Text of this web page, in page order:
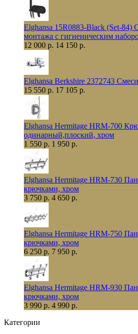
Elghansa 15R0883-Black (Set-84)
монтажа с гигиеническим
12 000 р. 14 150 р.
Elghansa Berkshire 2372743
15 550 р. 17 105 р.
Elghansa Hermitage HRM-700
одинарный,плоский, хром
1 550 р. 1 950 р.
Elghansa Hermitage HRM-730
крючками, хром
3 750 р. 4 650 р.
Elghansa Hermitage HRM-750
крючками, хром
6 250 р. 7 950 р.
Elghansa Hermitage HRM-930
крючками, хром
3 990 р. 4 990 р.
Категории